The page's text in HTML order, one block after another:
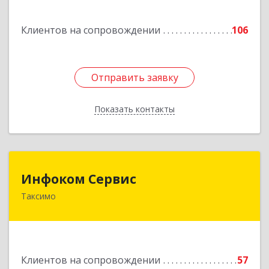
Клиентов на сопровождении 106
Отправить заявку
Показать контакты
Отправить заявку
Назад
Инфоком Сервис
Таксимо
Клиентов на сопровождении 57
671560, Республика Бурятия, Муйский р-н, пгт.